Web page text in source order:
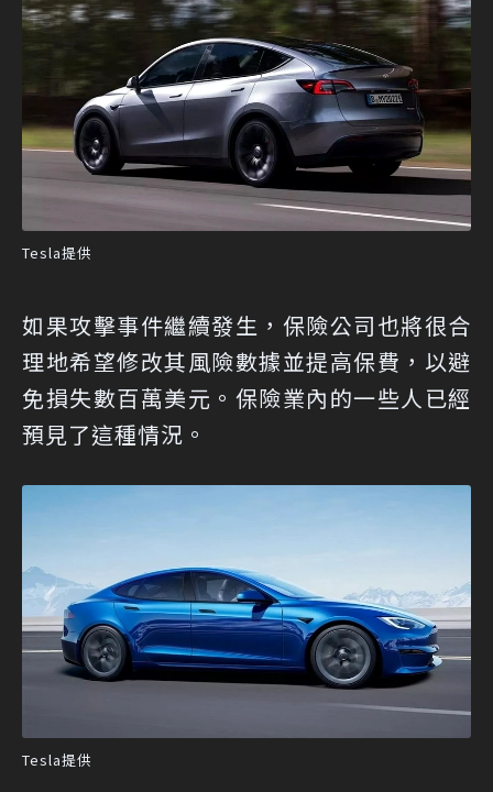
Tesla提供
如果攻擊事件繼續發生，保險公司也將很合
理地希望修改其風險數據並提高保費，以避
免損失數百萬美元。保險業內的一些人已經
預見了這種情況。
Tesla提供